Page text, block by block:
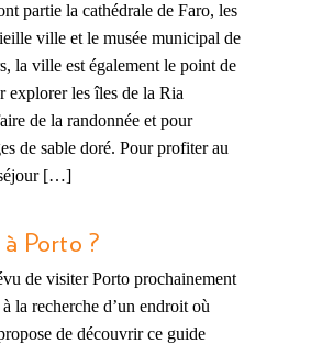
partie la cathédrale de Faro, les
ville et le musée municipal de
la ville est également le point de
explorer les îles de la Ria
de la randonnée et pour
de sable doré. Pour profiter au
[…]
Porto ?
de visiter Porto prochainement
la recherche d’un endroit où
de découvrir ce guide